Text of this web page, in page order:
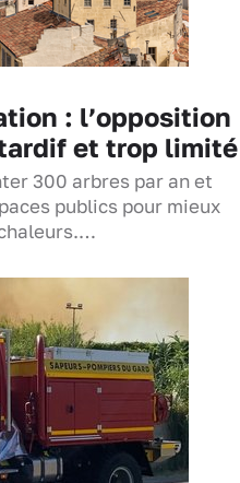
: l’opposition
et trop limité
300 arbres par an et
publics pour mieux